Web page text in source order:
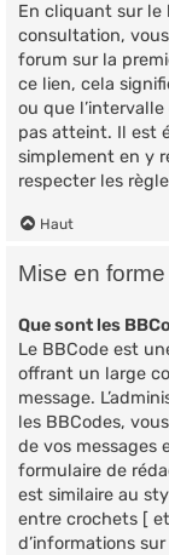
En cliquant sur le
consultation,
forum sur la
ce lien, cela
ou que
pas atteint. Il est
simplement en y
respecter les
Haut
Mise en
Que sont les
Le BBCode est
offrant un large
message.
les BBCodes,
de vos messages
formulaire de
est similaire au
entre crochets [
d’informations